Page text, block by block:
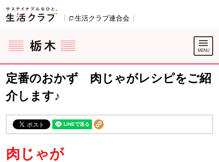
ページの先頭です。
生活クラブ連合会
ここからサイト内共通メニューです。
サイト内共通メニューをスキップする
サイト内共通メニューここまで。
定番のおかず 肉じゃがレシピをご紹
介します♪
肉じゃが